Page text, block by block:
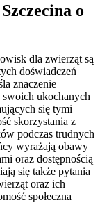
o
dla zwierząt są
doświadczeń
znaczenie
ukochanych
się tymi
skorzystania z
podczas trudnych
wyrażają obawy
oraz dostępnością
się także pytania
oraz ich
społeczna